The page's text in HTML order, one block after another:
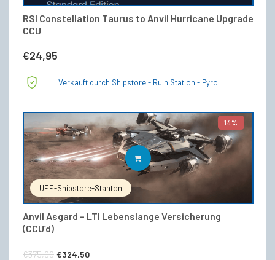
RSI Constellation Taurus to Anvil Hurricane Upgrade
CCU
€24,95
Verkauft durch Shipstore - Ruin Station - Pyro
14%
UEE-Shipstore-Stanton
Anvil Asgard – LTI Lebenslange Versicherung
(CCU’d)
€375,00 Ursprünglicher
€324,50
IN DEN WARENKORB